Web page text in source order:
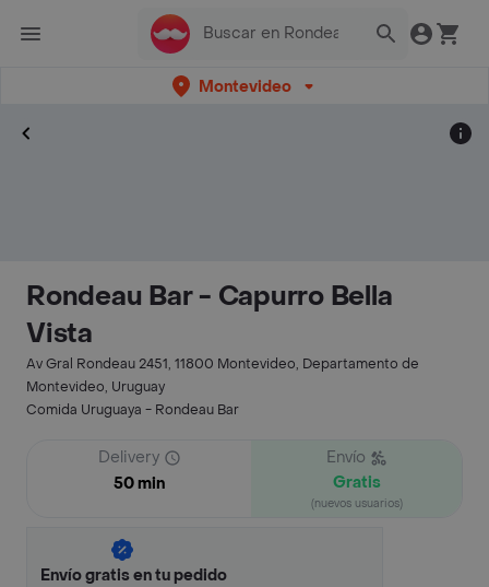
Montevideo
Rondeau Bar - Capurro Bella
Vista
Av Gral Rondeau 2451, 11800 Montevideo, Departamento de
Montevideo, Uruguay
Comida Uruguaya - Rondeau Bar
Delivery
50 min
Envío
Gratis
(nuevos usuarios)
Envío gratis en tu pedido